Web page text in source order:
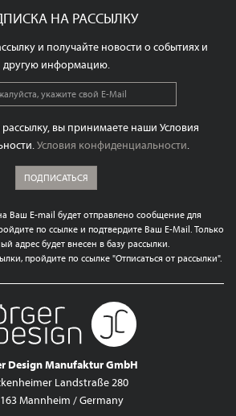
НА РАССЫЛКУ
и получайте новости о событиях и
другую информацию.
вы принимаете наши Условия
Условия конфиденциальности.
ПОДПИСАТЬСЯ
Ваш E-mail будет отправлено сообщение для
по ссылке и подтвердите Ваш E-Mail. Только
адрес будет внесен в базу рассылки.
пройдите по ссылке "Отписаться от рассылки".
Design Manufaktur GmbH
Landstraße 280
Mannheim / Germany